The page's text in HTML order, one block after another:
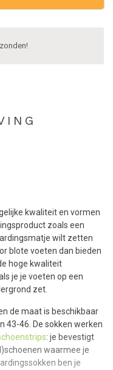
kwaliteit en vormen
zoals een
wilt zetten
blote voeten dan bieden
hoge kwaliteit
je je voeten op een
zet.
de maat is beschikbaar
43-46. De sokken werken
: je bevestigt
waarmee je
ben je